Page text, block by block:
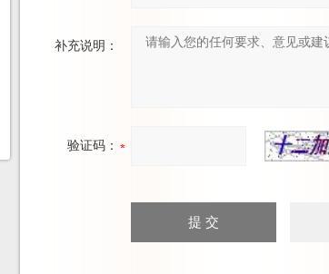
补充说明：
验证码：